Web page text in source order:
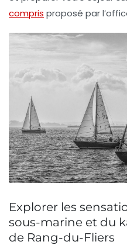
compris proposé par
Explorer les
sous-marine et du
de Rang-du-Fliers